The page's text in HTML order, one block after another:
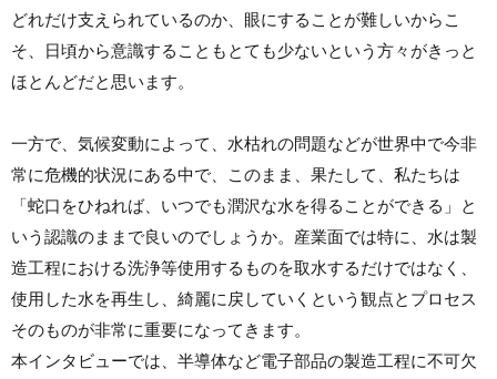
どれだけ支えられているのか、眼にすることが難しいからこ
そ、日頃から意識することもとても少ないという方々がきっと
ほとんどだと思います。
一方で、気候変動によって、水枯れの問題などが世界中で今非
常に危機的状況にある中で、このまま、果たして、私たちは
「蛇口をひねれば、いつでも潤沢な水を得ることができる」と
いう認識のままで良いのでしょうか。産業面では特に、水は製
造工程における洗浄等使用するものを取水するだけではなく、
使用した水を再生し、綺麗に戻していくという観点とプロセス
そのものが非常に重要になってきます。
本インタビューでは、半導体など電子部品の製造工程に不可欠